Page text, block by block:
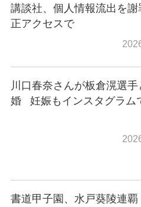
講談社、個人情報流出を謝
正アクセスで
川口春奈さんが板倉滉選手
婚
妊娠もインスタグラム
書道甲子園、水戸葵陵連覇